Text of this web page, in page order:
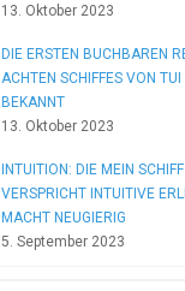
13. Oktober 2023
DIE ERSTEN BUCHBAREN
ACHTEN SCHIFFES VON TUI
BEKANNT
13. Oktober 2023
INTUITION: DIE MEIN
VERSPRICHT INTUITIVE
MACHT NEUGIERIG
5. September 2023